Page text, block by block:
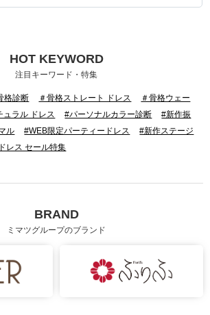
身長：163cm
身長：160cm 身長：160cm
HOT KEYWORD
注目キーワード・特集
格診断 ＃骨格ストレート ドレス
＃骨格ウェー
ュラル ドレス #パーソナルカラー診断
#新作振
ル #WEB限定パーティードレス
#新作ステージ
レス セール特集
BRAND
ミマツグループのブランド